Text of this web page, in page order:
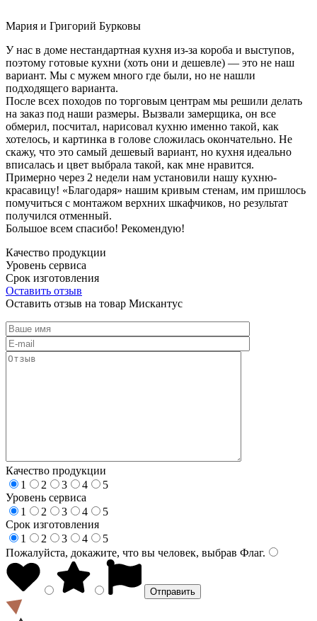
Мария и Григорий Бурковы
У нас в доме нестандартная кухня из-за короба и выступов,
поэтому готовые кухни (хоть они и дешевле) — это не наш
вариант. Мы с мужем много где были, но не нашли
подходящего варианта.
После всех походов по торговым центрам мы решили делать
на заказ под наши размеры. Вызвали замерщика, он все
обмерил, посчитал, нарисовал кухню именно такой, как
хотелось, и картинка в голове сложилась окончательно. Не
скажу, что это самый дешевый вариант, но кухня идеально
вписалась и цвет выбрала такой, как мне нравится.
Примерно через 2 недели нам установили нашу кухню-
красавицу! «Благодаря» нашим кривым стенам, им пришлось
помучиться с монтажом верхних шкафчиков, но результат
получился отменный.
Большое всем спасибо! Рекомендую!
Качество продукции
Уровень сервиса
Срок изготовления
Оставить отзыв
Оставить отзыв на товар Мискантус
Качество продукции
1
2 3 4
5
Уровень сервиса
1
2 3 4
5
Срок изготовления
1
2 3 4
5
Пожалуйста, докажите, что вы человек, выбрав Флаг.